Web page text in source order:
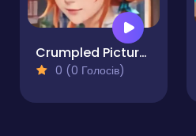
Crumpled Pictures
0 (0 Голосів)